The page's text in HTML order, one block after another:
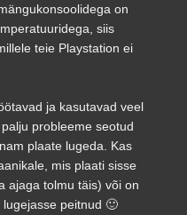
on
siis
teie Playstation ei
ja kasutavad veel
probleeme seotud
plaate lugeda. Kas
mis plaati sisse
ajaga tolmu täis) või on
peitnud 🙂